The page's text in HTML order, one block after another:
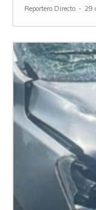
Reportero Directo - 29